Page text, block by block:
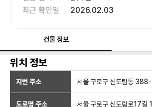
최근 확인일
2026.02.03
건물 정보
위치 정보
지번 주소 서울 구로구 신도림동 388-
도로명 주소 서울 구로구 신도림로17길